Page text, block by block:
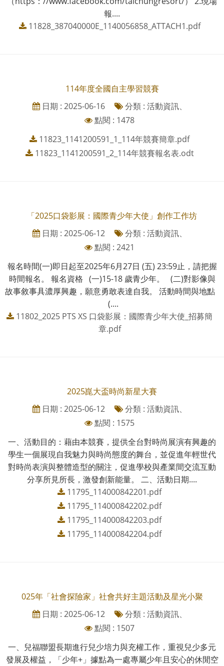
報....
11828_387040000E_1140056858_ATTACH1.pdf
114年度全國自主學習競賽
日期 : 2025-06-16
分類 : 活動資訊、
點閱 : 1478
11823_1141200591_1_114年競賽簡章.pdf
11823_1141200591_2_114年競賽報名表.odt
「2025口袋影展：國際青少年大使」創作工作坊
日期 : 2025-06-12
分類 : 活動資訊、
點閱 : 2421
報名時間(一)即日起至2025年6月27日 (五) 23:59止，請把握
時間報名。 報名資格 (一)15-18 歲青少年。 (二)對影像與
故事敘事具濃厚興趣，願意勇敢表達自我。 活動時間與地點
(....
11802_2025 PTS XS 口袋影展：國際青少年大使_招募簡
章.pdf
2025崑大盃時尚新星大賽
日期 : 2025-06-12
分類 : 活動資訊、
點閱 : 1575
一、活動目的：藉由本競賽，提供全台對時尚展演有興趣的
學生一個展現自我魅力與時尚態度的舞台，並促進年輕世代
對時尚表演與整體造型的關注，促進學校與產業間交流互動
分享所見所長，激發創新能量。 二、活動日期....
11795_114000842201.pdf
11795_114000842202.pdf
11795_114000842203.pdf
11795_114000842204.pdf
025年「社會探險家」社會共好主題活動及星光小聚
日期 : 2025-06-12
分類 : 活動資訊、
點閱 : 1507
一、兒福聯盟長期進行兒少培力與充權工作，重視兒少多元
發展及權益，「少年+」據點為一處專屬少年且安心的休閒空